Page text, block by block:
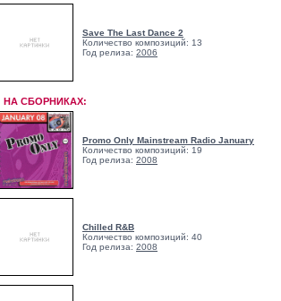
Save The Last Dance 2
Количество композиций: 13
Год релиза: 2006
НА СБОРНИКАХ:
Promo Only Mainstream Radio January
Количество композиций: 19
Год релиза: 2008
Chilled R&B
Количество композиций: 40
Год релиза: 2008